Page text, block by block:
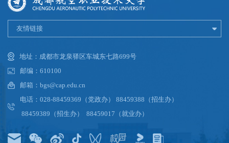
友情链接
地址：成都市龙泉驿区车城东七路699号
邮编：610100
邮箱：bgs@cap.edu.cn
电话：028-88459369（党政办） 88459388（招生办）
88459389（招生办） 88459017（就业办）